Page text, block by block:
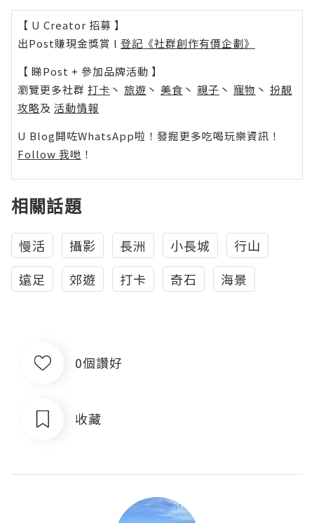
【 U Creator 招募 】
出Post賺現金獎賞 l 登記《社群創作有價企劃》
【 睇Post + 參加品牌活動 】
瀏覽更多社群 打卡 丶 旅遊 丶 美食 丶 親子 丶 寵物 丶 扮靚
攻略及 活動情報
U Blog開咗WhatsApp啦！發掘更多吃喝玩樂資訊！
Follow 我哋 ！
相關話題
慢活 攝影 長洲 小長城
行山
遠足
郊遊 打卡 奇石 海景
0個讚好
收藏